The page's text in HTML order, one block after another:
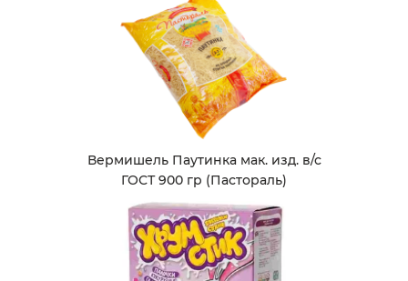
Вермишель Паутинка мак. изд. в/с
ГОСТ 900 гр (Пастораль)